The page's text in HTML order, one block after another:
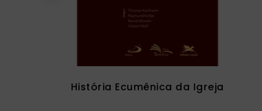
História Ecumênica da Igreja